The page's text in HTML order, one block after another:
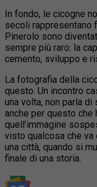
In fondo, le cicogne
secoli rappresentano
Pinerolo sono
sempre più raro: la
cemento, sviluppo e
La fotografia della
questo. Un incontro
una volta, non parla
anche per questo che
quell’immagine
visto qualcosa che va
una città, quando si
finale di una storia.